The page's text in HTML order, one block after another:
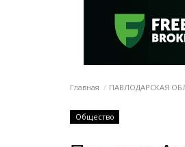
Главная ПАВЛОДАРСКАЯ
Общество